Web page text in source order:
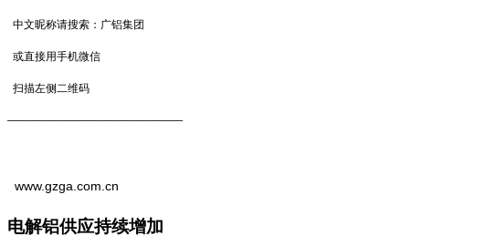
中文昵称请搜索：广铝集团
或直接用手机微信
扫描左侧二维码
————————————
www.gzga.com.cn
电解铝供应持续增加